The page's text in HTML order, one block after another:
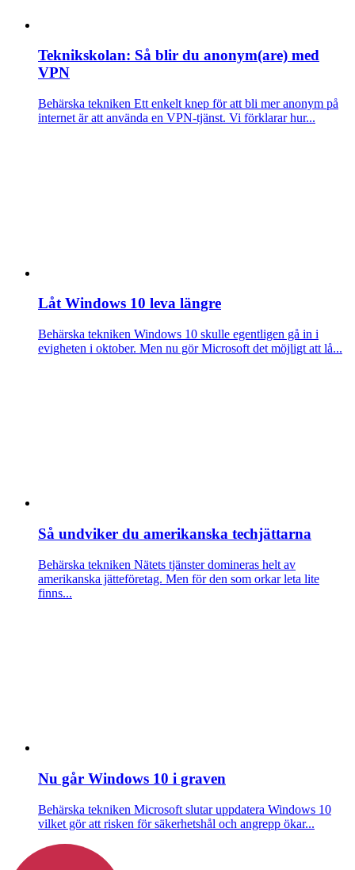
Teknikskolan: Så blir du anonym(are) med
VPN
Behärska tekniken Ett enkelt knep för att bli mer anonym på
internet är att använda en VPN-tjänst. Vi förklarar hur...
Låt Windows 10 leva längre
Behärska tekniken Windows 10 skulle egentligen gå in i
evigheten i oktober. Men nu gör Microsoft det möjligt att lå...
Så undviker du amerikanska techjättarna
Behärska tekniken Nätets tjänster domineras helt av
amerikanska jätteföretag. Men för den som orkar leta lite
finns...
Nu går Windows 10 i graven
Behärska tekniken Microsoft slutar uppdatera Windows 10
vilket gör att risken för säkerhetshål och angrepp ökar...